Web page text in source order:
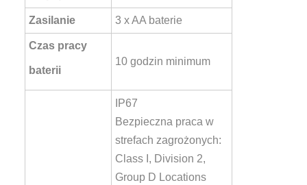
Zasilanie 3 x AA baterie
Czas pracy
baterii
10 godzin minimum
IP67
Bezpieczna praca w
strefach zagrożonych:
Class I, Division 2,
Group D Locations